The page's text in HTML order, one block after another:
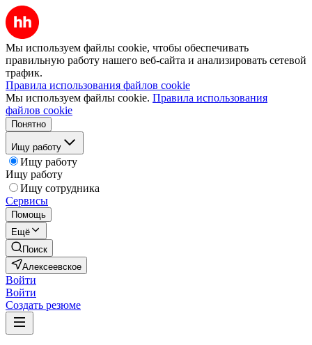
Мы используем файлы cookie, чтобы обеспечивать
правильную работу нашего веб-сайта и анализировать сетевой
трафик.
Правила использования файлов cookie
Мы используем файлы cookie. Правила использования
файлов cookie
Понятно
Ищу работу
Ищу работу
Ищу работу
Ищу сотрудника
Сервисы
Помощь
Ещё
Поиск
Алексеевское
Войти
Войти
Создать резюме